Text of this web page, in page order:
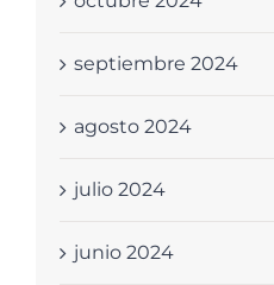
septiembre 2024
agosto 2024
julio 2024
junio 2024